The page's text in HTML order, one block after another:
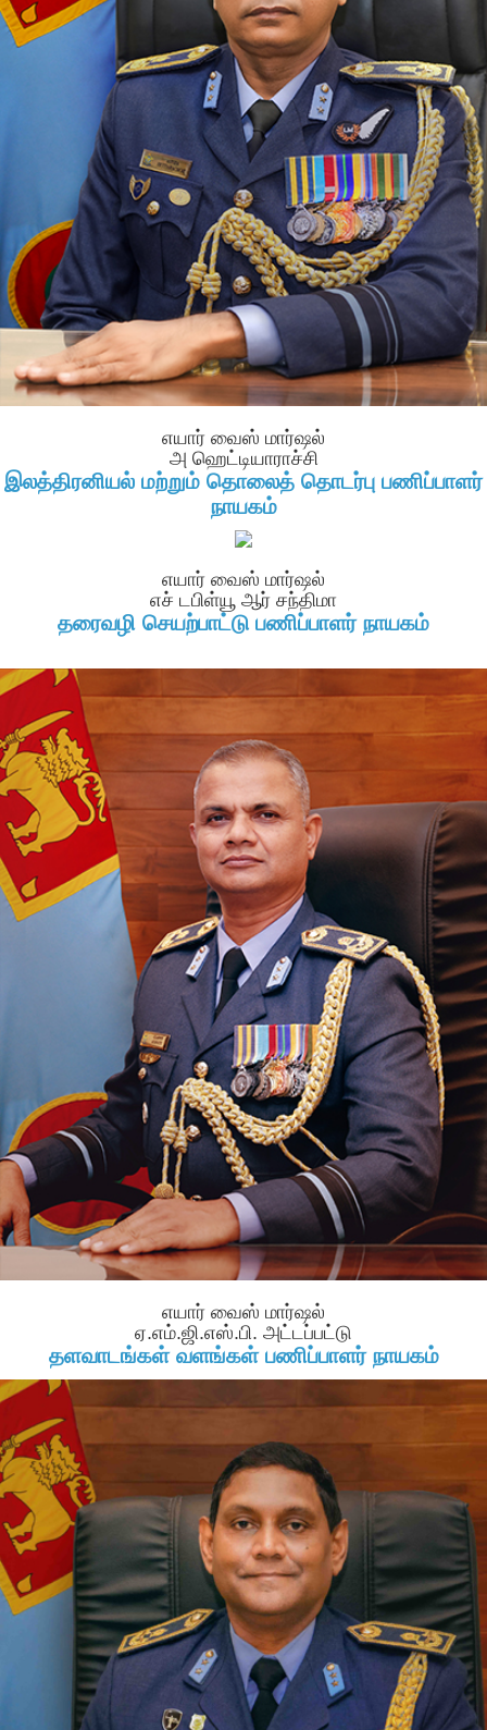
எயார் வைஸ் மார்ஷல்
அ ஹெட்டியாராச்சி
இலத்திரனியல் மற்றும் தொலைத் தொடர்பு பணிப்பாளர்
நாயகம்
எயார் வைஸ் மார்ஷல்
எச் டபிள்யூ ஆர் சந்திமா
தரைவழி செயற்பாட்டு பணிப்பாளர் நாயகம்
எயார் வைஸ் மார்ஷல்
ஏ.எம்.ஜி.எஸ்.பி. அட்டப்பட்டு
தளவாடங்கள் வளங்கள் பணிப்பாளர் நாயகம்